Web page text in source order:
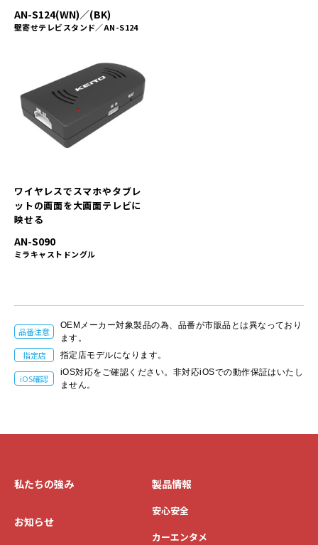
AN-S124(WN)／(BK)
壁寄せテレビスタンド／AN-S124
ワイヤレスでスマホやタブレ
ットの画面を大画面テレビに
映せる
AN-S090
ミラキャストドングル
品番注意
OEMメーカー対象製品の為、品番が市販品とは異なっており
ます。
指定店 指定店モデルになります。
iOS確認
iOS対応をご確認ください。非対応iOSでの動作保証はいたし
ません。
私たちの強み
お知らせ
製品情報
安心安全
カーエンタメ